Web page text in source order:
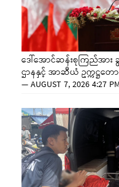
ဒေါ်အောင်ဆန်းစုကြည်အား ခ
ဌာနနှင့် အာဆီယံ ဥက္ကဋ္ဌတေ
—AUGUST 7, 2026 4:27 PM